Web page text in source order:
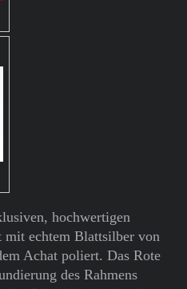
hochwertigen
mit echtem Blattsilber von
Achat poliert. Das Rote
des Rahmens